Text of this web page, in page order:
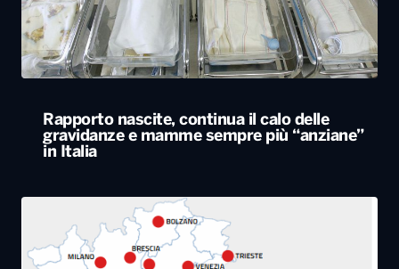
Rapporto nascite, continua il calo delle
gravidanze e mamme sempre più “anziane”
in Italia